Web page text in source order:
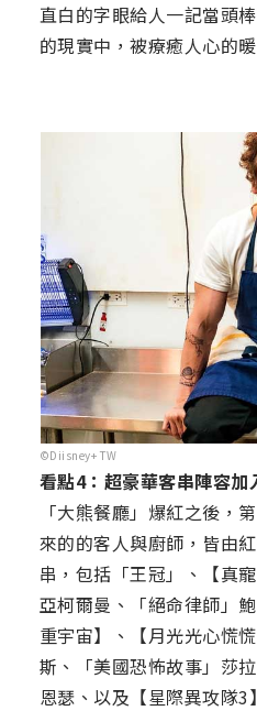
直白的字眼給人一記當頭
的現實中，被療癒人心的
©Diisney+ TW
看點4：超豪華客串陣容加
「大熊餐廳」爆紅之後，
來的的客人與廚師，皆由
串，包括「王冠」、【真
亞柯爾曼、「絕命律師」
重宇宙】、【月光光心慌
斯、「美國恐怖故事」莎
恩瑟、以及【星際異攻隊